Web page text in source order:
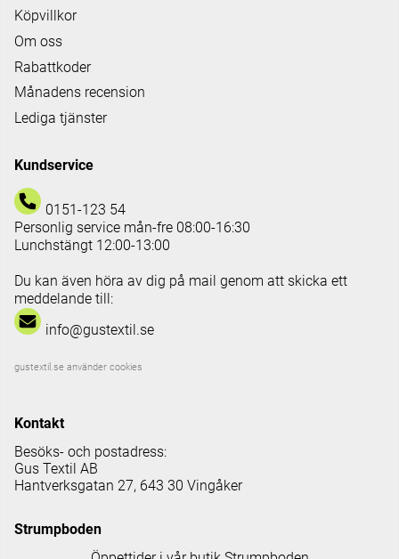
Köpvillkor
Om oss
Rabattkoder
Månadens recension
Lediga tjänster
Kundservice
0151-123 54
Personlig service mån-fre 08:00-16:30
Lunchstängt 12:00-13:00
Du kan även höra av dig på mail genom att skicka ett
meddelande till:
info@gustextil.se
gustextil.se använder cookies
Kontakt
Besöks- och postadress:
Gus Textil AB
Hantverksgatan 27, 643 30 Vingåker
Strumpboden